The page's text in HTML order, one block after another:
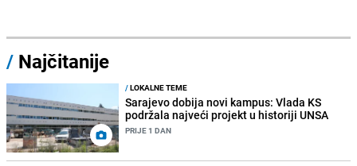
/ Najčitanije
/LOKALNE TEME
Sarajevo dobija novi kampus: Vlada KS
podržala najveći projekt u historiji UNSA
PRIJE 1 DAN